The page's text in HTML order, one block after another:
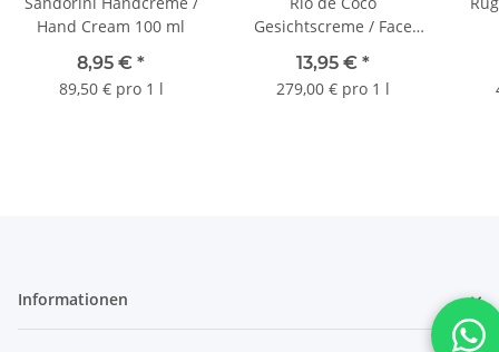
Hand Cream 100 ml
8,95 € *
89,50 € pro 1 l
Gesichtscreme / Face
13,95 € *
279,00 € pro 1 l
Informationen